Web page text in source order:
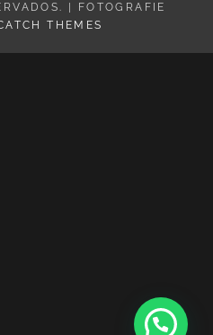
| FOTOGRAFIE
THEMES